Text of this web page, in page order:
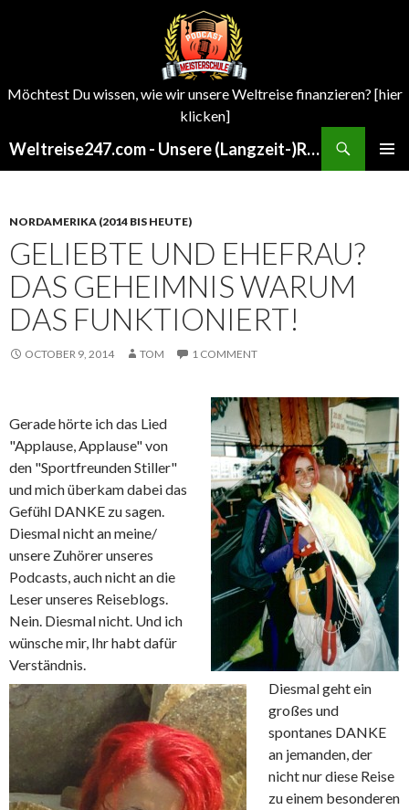
Möchtest Du wissen, wie wir unsere Weltreise finanzieren? [hier
klicken]
Weltreise247.com - Unsere (Langzeit-)Reisen um die Welt
NORDAMERIKA (2014 BIS HEUTE)
GELIEBTE UND EHEFRAU?
DAS GEHEIMNIS WARUM
DAS FUNKTIONIERT!
OCTOBER 9, 2014 TOM 1 COMMENT
Gerade hörte ich das Lied
"Applause, Applause" von
den "Sportfreunden Stiller"
und mich überkam dabei das
Gefühl DANKE zu sagen.
Diesmal nicht an meine/
unsere Zuhörer unseres
Podcasts, auch nicht an die
Leser unseres Reiseblogs.
Nein. Diesmal nicht. Und ich
wünsche mir, Ihr habt dafür
Verständnis.
Diesmal geht ein
großes und
spontanes DANKE
an jemanden, der
nicht nur diese Reise
zu einem besonderen